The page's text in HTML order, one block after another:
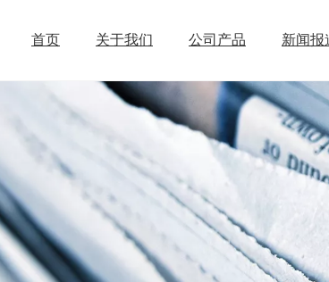
首页 关于我们 公司产品 新闻报